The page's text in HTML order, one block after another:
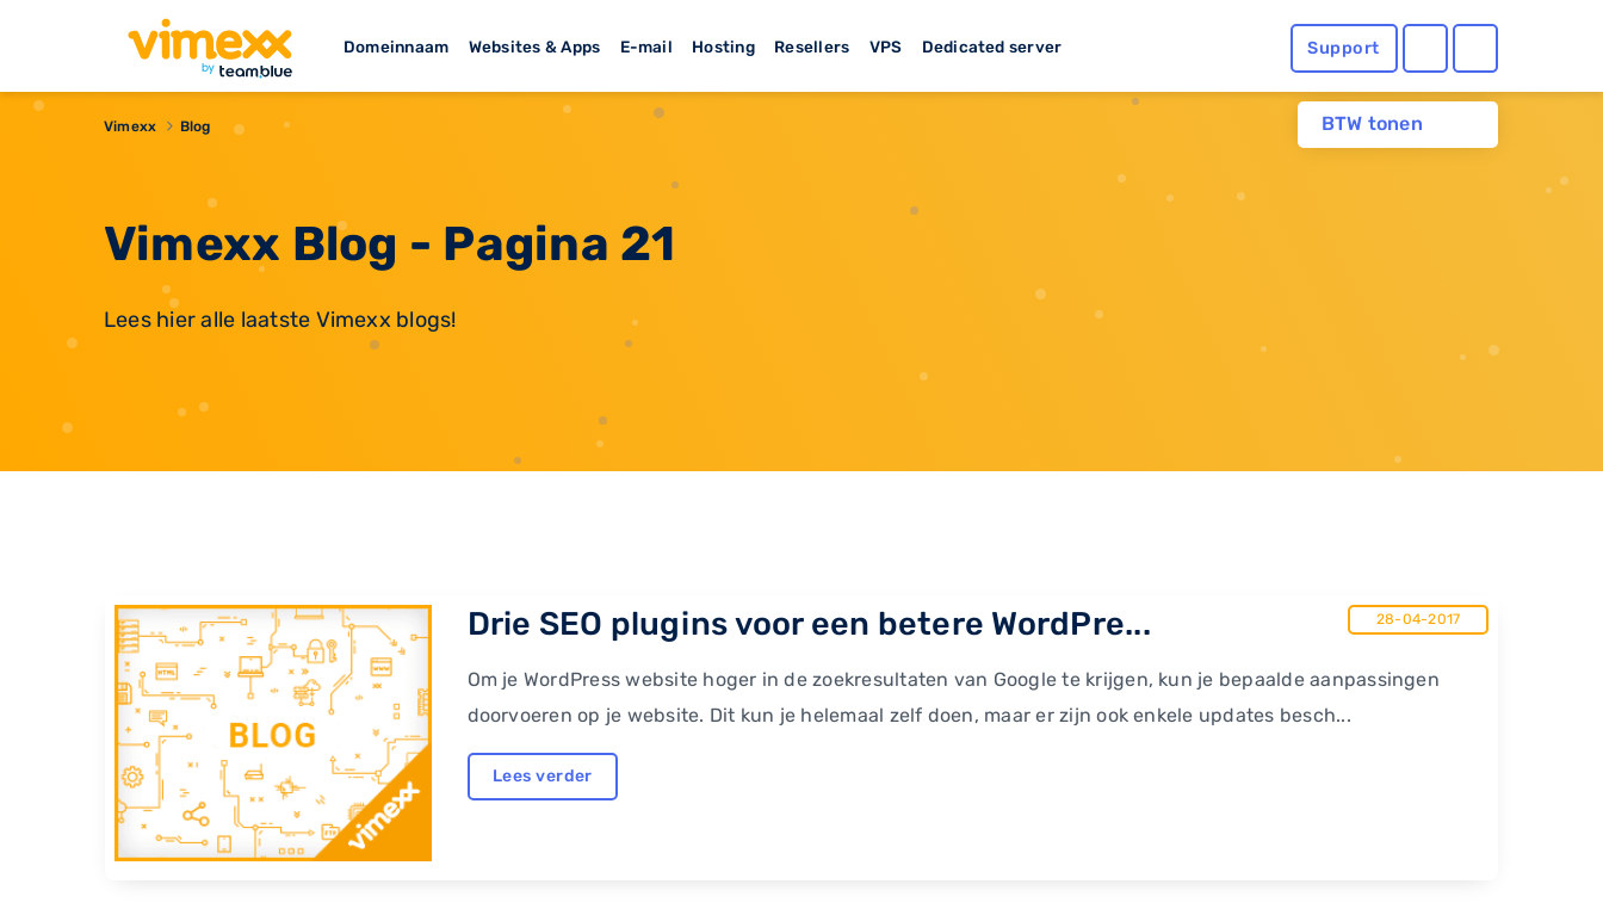
Domeinnaam Websites & Apps E-mail Hosting Resellers VPS Dedicated server Support
BTW tonen
Vimexx Blog
Vimexx Blog - Pagina 21
Lees hier alle laatste Vimexx blogs!
Drie SEO plugins voor een betere WordPre... 28-04-2017
Om je WordPress website hoger in de zoekresultaten van Google te krijgen, kun je bepaalde aanpassingen
doorvoeren op je website. Dit kun je helemaal zelf doen, maar er zijn ook enkele updates besch...
Lees verder